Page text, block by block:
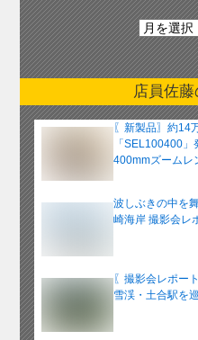
月
別
ア
ー
カ
イ
ブ
店員佐
〖新製品〗約14
「SEL100400
400mmズームレ
波しぶきの中を
崎海岸 撮影会レ
〖撮影会レポー
雪渓・土合駅を